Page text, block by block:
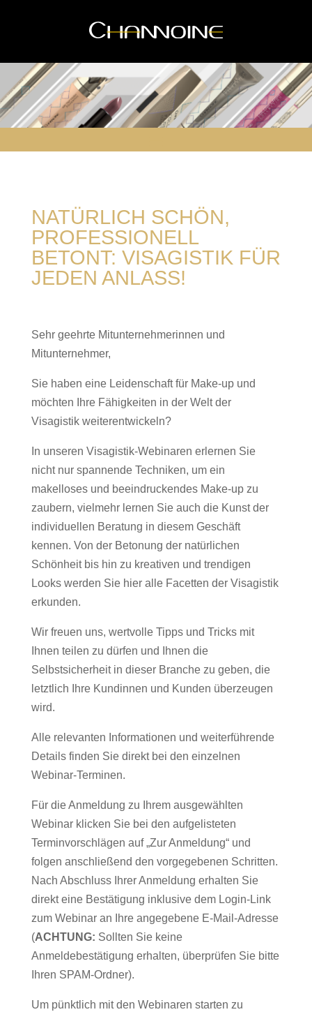
NATÜRLICH SCHÖN,
PROFESSIONELL
BETONT: VISAGISTIK FÜR
JEDEN ANLASS!
Sehr geehrte Mitunternehmerinnen und
Mitunternehmer,
Sie haben eine Leidenschaft für Make-up und
möchten Ihre Fähigkeiten in der Welt der
Visagistik weiterentwickeln?
In unseren Visagistik-Webinaren erlernen Sie
nicht nur spannende Techniken, um ein
makelloses und beeindruckendes Make-up zu
zaubern, vielmehr lernen Sie auch die Kunst der
individuellen Beratung in diesem Geschäft
kennen. Von der Betonung der natürlichen
Schönheit bis hin zu kreativen und trendigen
Looks werden Sie hier alle Facetten der Visagistik
erkunden.
Wir freuen uns, wertvolle Tipps und Tricks mit
Ihnen teilen zu dürfen und Ihnen die
Selbstsicherheit in dieser Branche zu geben, die
letztlich Ihre Kundinnen und Kunden überzeugen
wird.
Alle relevanten Informationen und weiterführende
Details finden Sie direkt bei den einzelnen
Webinar-Terminen.
Für die Anmeldung zu Ihrem ausgewählten
Webinar klicken Sie bei den aufgelisteten
Terminvorschlägen auf „Zur Anmeldung“ und
folgen anschließend den vorgegebenen Schritten.
Nach Abschluss Ihrer Anmeldung erhalten Sie
direkt eine Bestätigung inklusive dem Login-Link
zum Webinar an Ihre angegebene E-Mail-Adresse
(ACHTUNG: Sollten Sie keine
Anmeldebestätigung erhalten, überprüfen Sie bitte
Ihren SPAM-Ordner).
Um pünktlich mit den Webinaren starten zu